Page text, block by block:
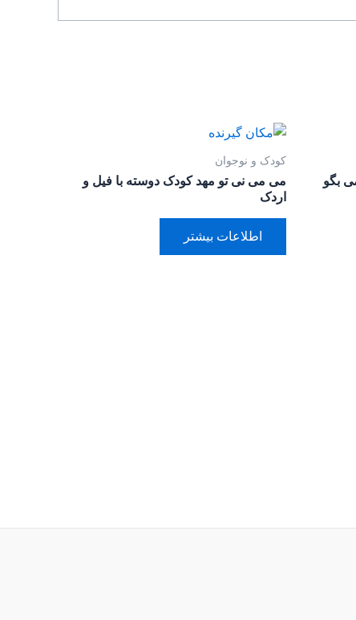
بگو
کودک و نوجوان
می می نی تو مهد کودک دوسته با فیل و
اردک
اطلاعات بیشتر